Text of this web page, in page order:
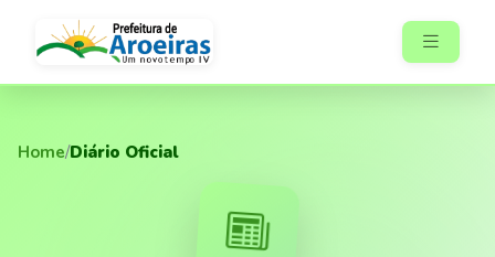
Home/Diário Oficial